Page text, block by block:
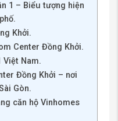
1 – Biểu tượng hiện
Khởi.
Center Đồng Khởi.
Việt Nam.
Đồng Khởi – nơi
Gòn.
căn hộ Vinhomes